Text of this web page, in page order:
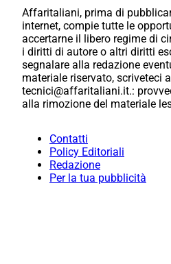
Affaritaliani, prima di
internet, compie tutte le
accertarne il libero regime di
i diritti di autore o altri diritti
segnalare alla redazione
materiale riservato, scriveteci a
tecnici@affaritaliani.it.:
alla rimozione del materiale
Contatti
Policy Editoriali
Redazione
Per la tua pubblicità